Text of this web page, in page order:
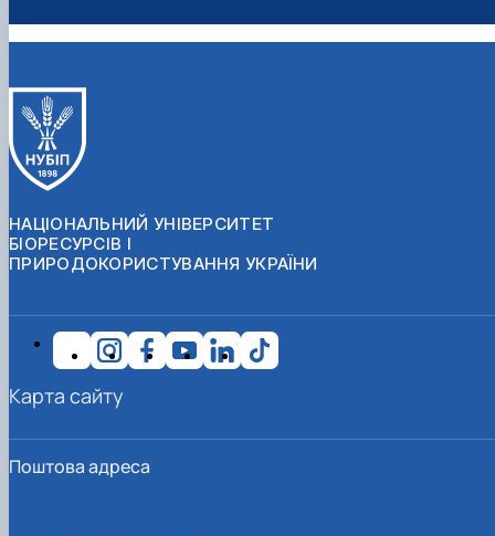
НАЦІОНАЛЬНИЙ УНІВЕРСИТЕТ
БІОРЕСУРСІВ І
ПРИРОДОКОРИСТУВАННЯ УКРАЇНИ
Поштова адреса
Карта сайту